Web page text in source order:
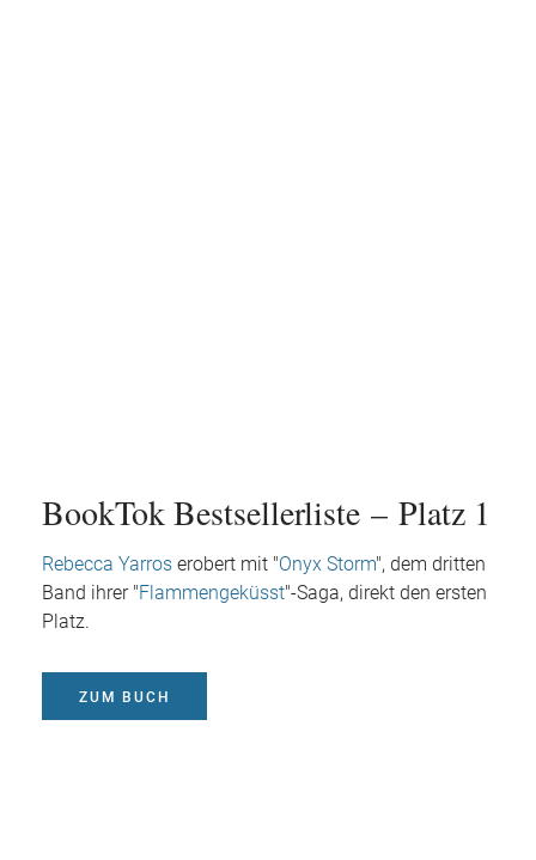
BookTok Bestsellerliste – Platz 1
Rebecca Yarros erobert mit "Onyx Storm", dem dritten
Band ihrer "Flammengeküsst"-Saga, direkt den ersten
Platz.
ZUM BUCH